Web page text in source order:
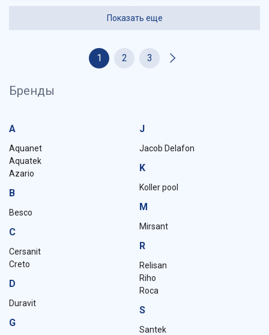
Показать еще
1 2 3
Бренды
A
Aquanet
Aquatek
Azario
B
Besco
C
Cersanit
Creto
D
Duravit
G
J
Jacob Delafon
K
Koller pool
M
Mirsant
R
Relisan
Riho
Roca
S
Santek